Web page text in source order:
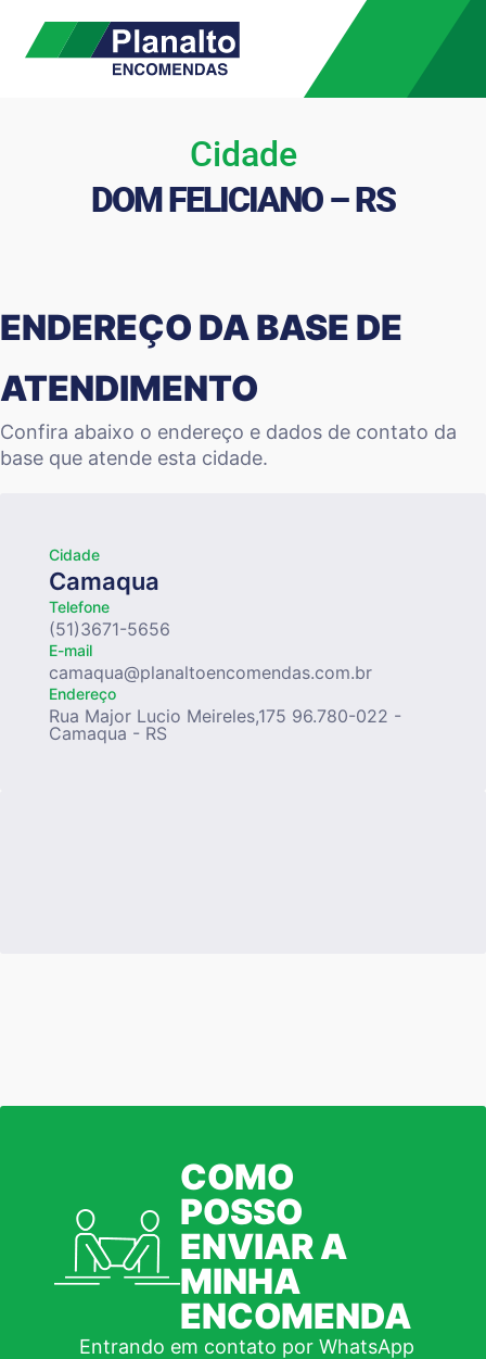
Cidade
DOM FELICIANO – RS
ENDEREÇO DA BASE DE
ATENDIMENTO
Confira abaixo o endereço e dados de contato da
base que atende esta cidade.
Cidade
Camaqua
Telefone
(51)3671-5656
E-mail
camaqua@planaltoencomendas.com.br
Endereço
Rua Major Lucio Meireles,175 96.780-022 -
Camaqua - RS
COMO
POSSO
ENVIAR A
MINHA
ENCOMENDA
Entrando em contato por WhatsApp